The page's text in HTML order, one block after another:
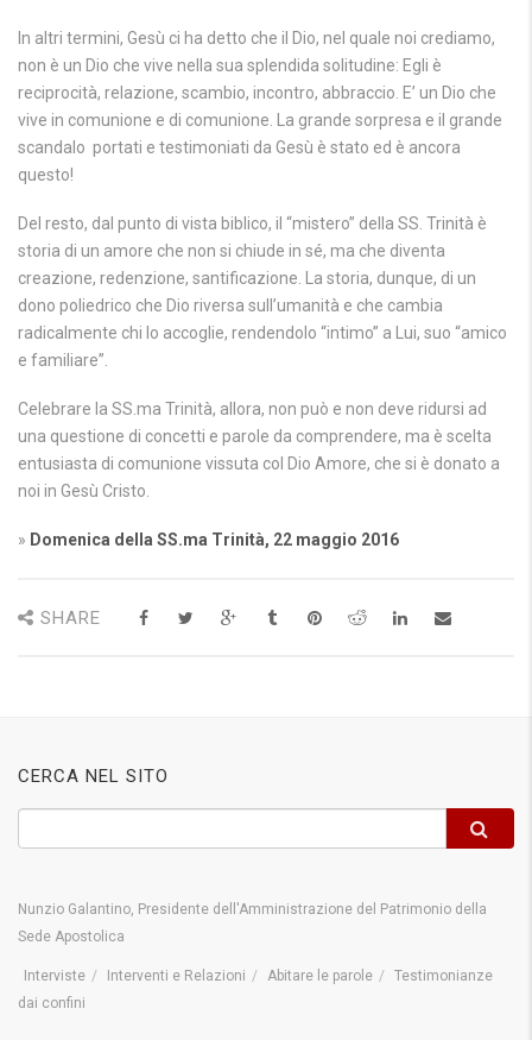
In altri termini, Gesù ci ha detto che il Dio, nel quale noi crediamo,
non è un Dio che vive nella sua splendida solitudine: Egli è
reciprocità, relazione, scambio, incontro, abbraccio. E’ un Dio che
vive in comunione e di comunione. La grande sorpresa e il grande
scandalo portati e testimoniati da Gesù è stato ed è ancora
questo!
Del resto, dal punto di vista biblico, il “mistero” della SS. Trinità è
storia di un amore che non si chiude in sé, ma che diventa
creazione, redenzione, santificazione. La storia, dunque, di un
dono poliedrico che Dio riversa sull’umanità e che cambia
radicalmente chi lo accoglie, rendendolo “intimo” a Lui, suo “amico
e familiare”.
Celebrare la SS.ma Trinità, allora, non può e non deve ridursi ad
una questione di concetti e parole da comprendere, ma è scelta
entusiasta di comunione vissuta col Dio Amore, che si è donato a
noi in Gesù Cristo.
» Domenica della SS.ma Trinità, 22 maggio 2016
SHARE
CERCA NEL SITO
Nunzio Galantino, Presidente dell'Amministrazione del Patrimonio della
Sede Apostolica
Interviste Interventi e Relazioni Abitare le parole
Testimonianze
dai confini